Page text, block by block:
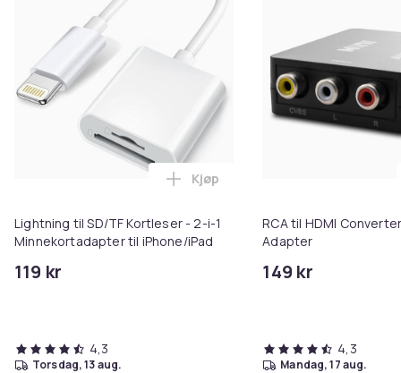
Lightning til SD/TF Kortleser - 2-i-1
Minnekortadapter til iPhone/iPad
119 kr
Legg Lightning til SD/TF
Kjøp
4,3
torsdag, 13 aug.
RCA til HDMI
Adapter
149 kr
4,3
mandag, 17 aug.